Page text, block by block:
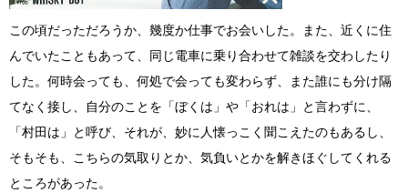
この頃だっただろうか、幾度か仕事でお会いした。また、近くに住
んでいたこともあって、同じ電車に乗り合わせて雑談を交わしたり
した。何時会っても、何処で会っても変わらず、また誰にも分け隔
てなく接し、自分のことを「ぼくは」や「おれは」と言わずに、
「村田は」と呼び、それが、妙に人懐っこく聞こえたのもあるし、
そもそも、こちらの気取りとか、気負いとかを解きほぐしてくれる
ところがあった。